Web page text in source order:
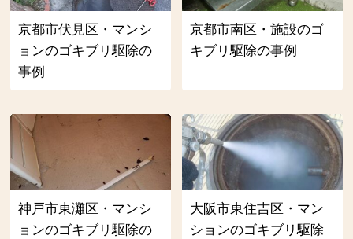
京都市伏見区・マンシ
ョンのゴキブリ駆除の
事例
京都市南区・施設のゴ
キブリ駆除の事例
神戸市東灘区・マンシ
ョンのゴキブリ駆除の
大阪市東住吉区・マン
ションのゴキブリ駆除